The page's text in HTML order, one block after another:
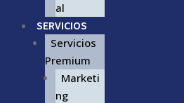
al
SERVICIOS
Servicios
Premium
Marketi
ng